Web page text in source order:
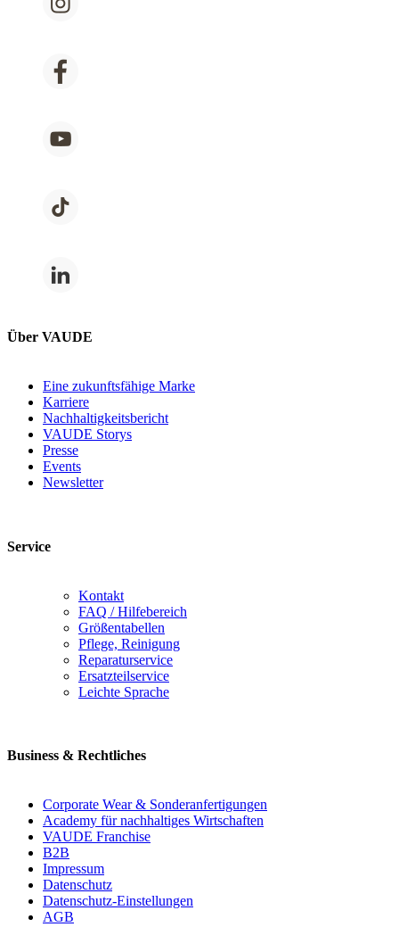
Über VAUDE
Eine zukunftsfähige Marke
Karriere
Nachhaltigkeitsbericht
VAUDE Storys
Presse
Events
Newsletter
Service
Kontakt
FAQ / Hilfebereich
Größentabellen
Pflege, Reinigung
Reparaturservice
Ersatzteilservice
Leichte Sprache
Business & Rechtliches
Corporate Wear & Sonderanfertigungen
Academy für nachhaltiges Wirtschaften
VAUDE Franchise
B2B
Impressum
Datenschutz
Datenschutz-Einstellungen
AGB